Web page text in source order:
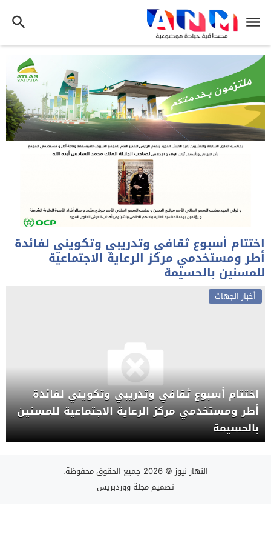
اختتام أسبوع ثقافي وتدريبي وتكويني لفائدة
أطر ومستخدمي مركز الرعاية الاجتماعية
للمسنين بالحسيمة
أخبار الجهات
اختتام أسبوع ثقافي وتدريبي وتكويني لفائدة
أطر ومستخدمي مركز الرعاية الاجتماعية للمسنين
بالحسيمة
النهار نيوز © 2026 جميع الحقوق محفوظة.
تصميممجلة ووردبريس